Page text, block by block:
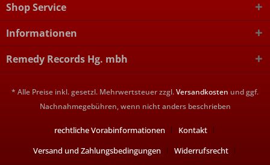
Shop Service
Informationen
Remedy Records Hg. mbh
* Alle Preise inkl. gesetzl. Mehrwertsteuer zzgl.Versandkosten und ggf.
Nachnahmegebühren, wenn nicht anders beschrieben
rechtliche Vorabinformationen
Kontakt
Versand und Zahlungsbedingungen
Widerrufsrecht